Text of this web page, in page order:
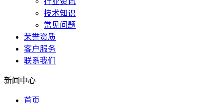
技术知识
常见问题
荣誉资质
客户服务
联系我们
新闻中心
首页